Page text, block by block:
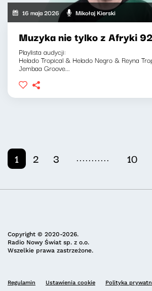
16 maja 2026 Mikołaj Kierski
Muzyka nie tylko z Afryki 92
Playlista audycji:
Helado Tropical & Helado Negro & Reyna
Jembaa Groove...
1 2 3 ........... 10
Copyright © 2020-2026.
Radio Nowy Świat sp. z o.o.
Wszelkie prawa zastrzeżone.
Regulamin Ustawienia cookie Polityka